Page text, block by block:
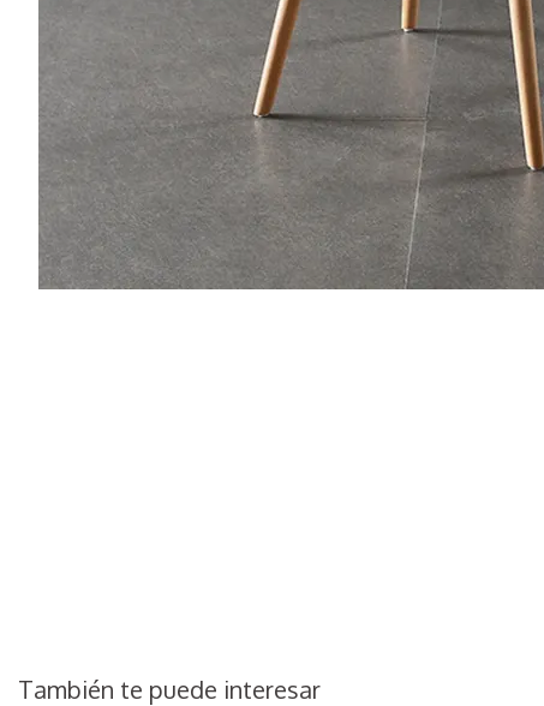
También te puede interesar